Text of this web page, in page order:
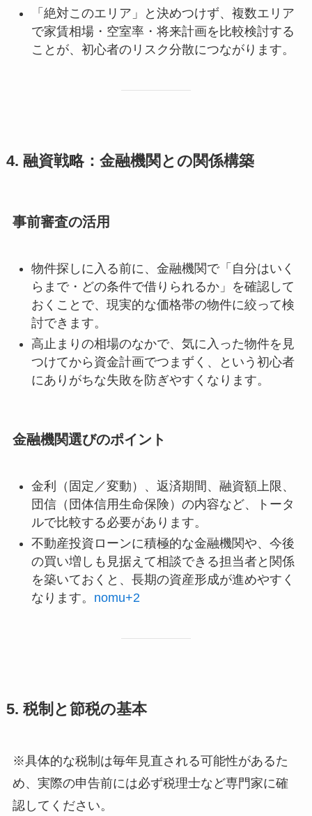
「絶対このエリア」と決めつけず、複数エリア
で家賃相場・空室率・将来計画を比較検討する
ことが、初心者のリスク分散につながります。
4. 融資戦略：金融機関との関係構築
事前審査の活用
物件探しに入る前に、金融機関で「自分はいく
らまで・どの条件で借りられるか」を確認して
おくことで、現実的な価格帯の物件に絞って検
討できます。
高止まりの相場のなかで、気に入った物件を見
つけてから資金計画でつまずく、という初心者
にありがちな失敗を防ぎやすくなります。
金融機関選びのポイント
金利（固定／変動）、返済期間、融資額上限、
団信（団体信用生命保険）の内容など、トータ
ルで比較する必要があります。
不動産投資ローンに積極的な金融機関や、今後
の買い増しも見据えて相談できる担当者と関係
を築いておくと、長期の資産形成が進めやすく
なります。 nomu+2
5. 税制と節税の基本
※具体的な税制は毎年見直される可能性があるた
め、実際の申告前には必ず税理士など専門家に確
認してください。